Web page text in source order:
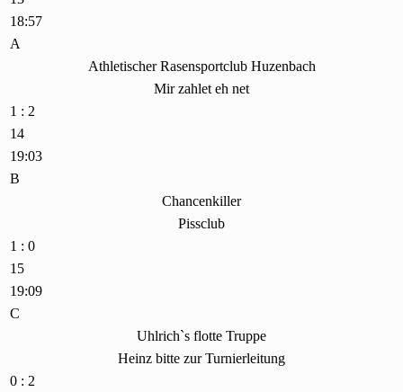
18:57
A
Athletischer Rasensportclub Huzenbach
Mir zahlet eh net
1 : 2
14
19:03
B
Chancenkiller
Pissclub
1 : 0
15
19:09
C
Uhlrich`s flotte Truppe
Heinz bitte zur Turnierleitung
0 : 2